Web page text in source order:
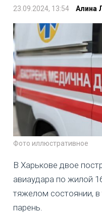
23.09.2024, 13:54 Алина
Фото иллюстративное
В Харькове двое
авиаудара по жилой
тяжелом состоянии, в
парень.